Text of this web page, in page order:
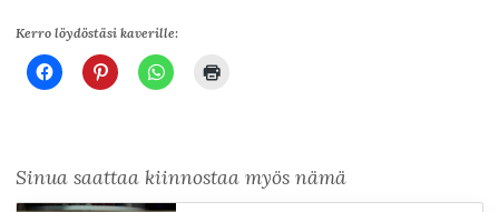
Kerro löydöstäsi kaverille:
Sinua saattaa kiinnostaa myös nämä